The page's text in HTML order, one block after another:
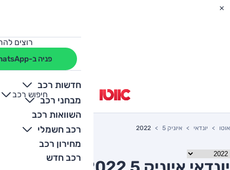
רוצים
פניה ב-WhatsApp
חדשות רכב
מבחני רכב
השוואות רכב
רכב חשמלי
מחירון רכב
רכב חדש
חיפוש רכב
+
-
אוטו יונדאי איוניק 5 2022